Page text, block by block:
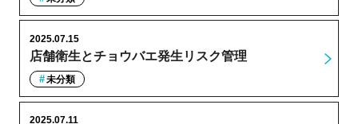
店舗衛生とチョウバエ発生リスク管理
2025.07.15
未分類
2025.07.11